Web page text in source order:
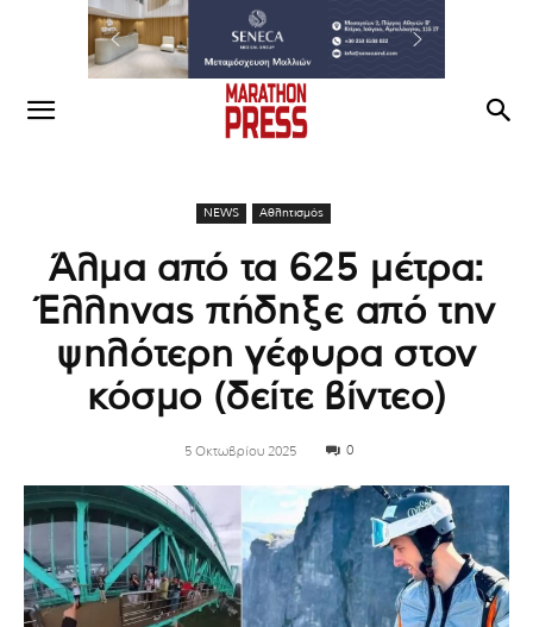
NEWS Αθλητισμός
Άλμα από τα 625 μέτρα:
Έλληνας πήδηξε από την
ψηλότερη γέφυρα στον
κόσμο (δείτε βίντεο)
5 Οκτωβρίου 2025 0